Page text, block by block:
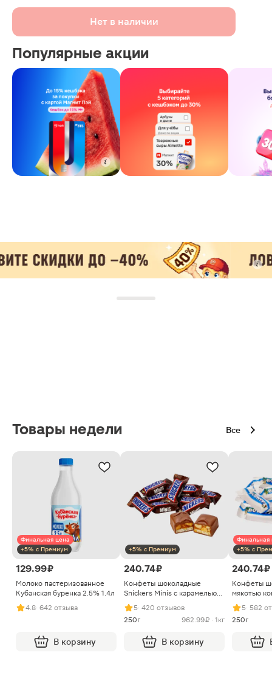
Нет в наличии
Популярные акции
Товары недели Все
Финальная цена
+5% с Премиум
129.99 ₽
Молоко пастеризованное
Кубанская буренка 2.5% 1.4л
4.8· 642 отзыва
В корзину
+5% с Премиум
240.74 ₽
Конфеты шоколадные
Snickers Minis с карамелью
арахисом и нугой
5· 420 отзывов
250г
962.99 ₽ · 1кг
В корзину
Финальная
+5% с
240.74 ₽
Конфеты
мякотью
5· 582
250г